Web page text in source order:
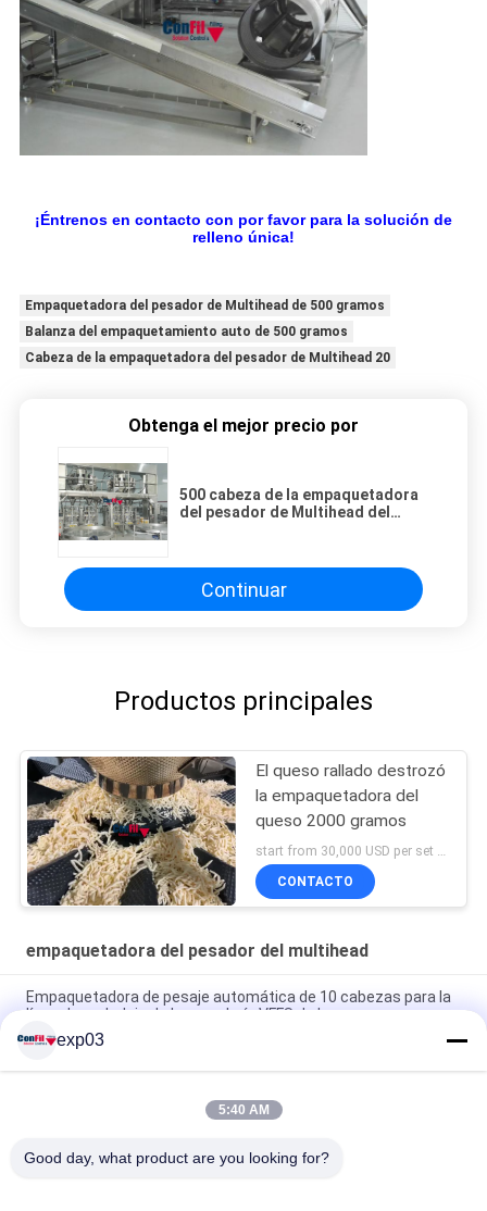
¡Éntrenos en contacto con por favor para la solución de
relleno única!
Empaquetadora del pesador de Multihead de 500 gramos
Balanza del empaquetamiento auto de 500 gramos
Cabeza de la empaquetadora del pesador de Multihead 20
Obtenga el mejor precio por
500 cabeza de la empaquetadora
del pesador de Multihead del
Continuar
Productos principales
El queso rallado destrozó
la empaquetadora del
queso 2000 gramos
CONTACTO
empaquetadora del pesador del multihead
Empaquetadora de pesaje automática de 10 cabezas para la
línea de embalaje de la panadería VFFS de las crepes
la flor del cáñamo en los envases
Empaquetadora del caramelo gomoso del oso del pesador de
exp03
5:40 AM
Good day, what product are you looking for?